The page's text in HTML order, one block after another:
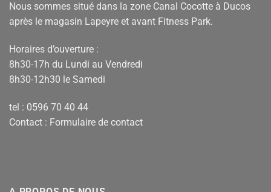
Nous sommes situé dans la zone Canal Cocotte à Ducos
après le magasin Lapeyre et avant Fitness Park.
Horaires d’ouverture :
8h30-17h du Lundi au Vendredi
8h30-12h30 le Samedi
tel : 0596 70 40 44
Contact : Formulaire de contact